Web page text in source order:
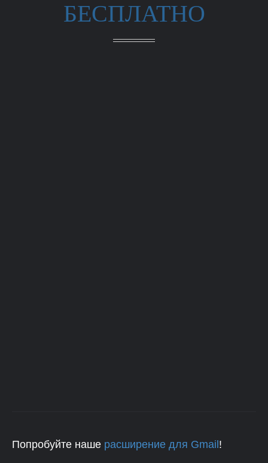
БЕСПЛАТНО
Попробуйте наше расширение для Gmail !